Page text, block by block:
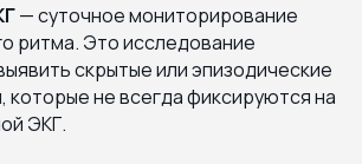
— суточное мониторирование
ритма. Это исследование
скрытые или эпизодические
которые не всегда фиксируются на
ЭКГ.